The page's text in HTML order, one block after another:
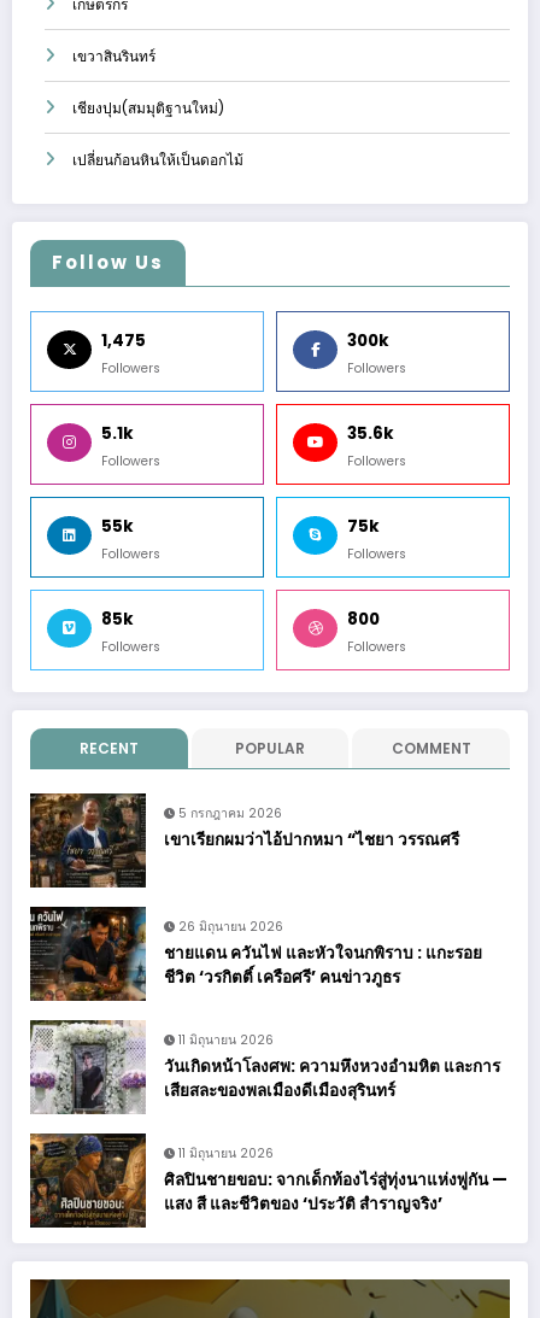
เกษตรกร
เขวาสินรินทร์
เชียงปุม(สมมุติฐานใหม่)
เปลี่ยนก้อนหินให้เป็นดอกไม้
Follow Us
1,475
Followers
300k
Followers
5.1k
Followers
35.6k
Followers
55k
Followers
75k
Followers
85k
Followers
800
Followers
RECENT POPULAR COMMENT
5 กรกฎาคม 2026
เขาเรียกผมว่าไอ้ปากหมา “ไชยา วรรณศรี
26 มิถุนายน 2026
ชายแดน ควันไฟ และหัวใจนกพิราบ : แกะรอย
ชีวิต ‘วรกิตติ์ เครือศรี’ คนข่าวภูธร
11 มิถุนายน 2026
วันเกิดหน้าโลงศพ: ความหึงหวงอำมหิต และการ
เสียสละของพลเมืองดีเมืองสุรินทร์
11 มิถุนายน 2026
ศิลปินชายขอบ: จากเด็กท้องไร่สู่ทุ่งนาแห่งพู่กัน —
แสง สี และชีวิตของ ‘ประวัติ สำราญจริง’